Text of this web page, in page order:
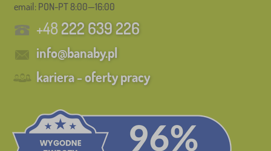
email: PON-PT 8:00—16:00
+48222 639 226
info@banaby.pl
kariera - oferty pracy